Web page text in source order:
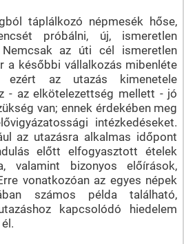
táplálkozó népmesék hőse,
próbálni, új, ismeretlen
az úti cél ismeretlen
a későbbi vállalkozás mibenléte
ezért az utazás kimenetele
- az elkötelezettség mellett - jó
van; ennek érdekében meg
intézkedéseket.
az utazásra alkalmas időpont
előtt elfogyasztott ételek
valamint bizonyos előírások,
vonatkozóan az egyes népek
számos példa található,
kapcsolódó hiedelem